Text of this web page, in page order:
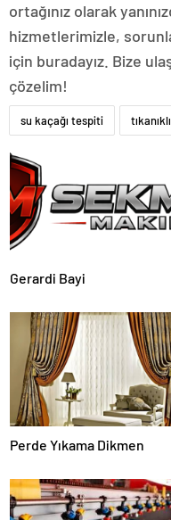
ortağınız olarak
hizmetlerimizle,
için buradayız. Bize
çözelim!
su kaçağı tespiti
Gerardi Bayi
Perde Yıkama Dikmen